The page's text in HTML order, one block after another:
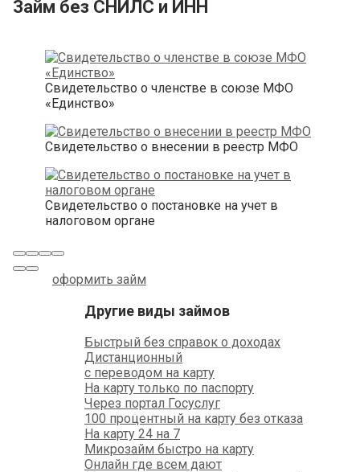
Займ без СНИЛС и ИНН
Свидетельство о членстве в союзе МФО
«Единство»
Свидетельство о внесении в реестр МФО
Свидетельство о постановке на учет в
налоговом органе
оформить займ
Другие виды займов
Быстрый без справок о доходах
Дистанционный
с переводом на карту
На карту только по паспорту
Через портал Госуслуг
100 процентный на карту без отказа
На карту 24 на 7
Микрозайм быстро на карту
Онлайн где всем дают